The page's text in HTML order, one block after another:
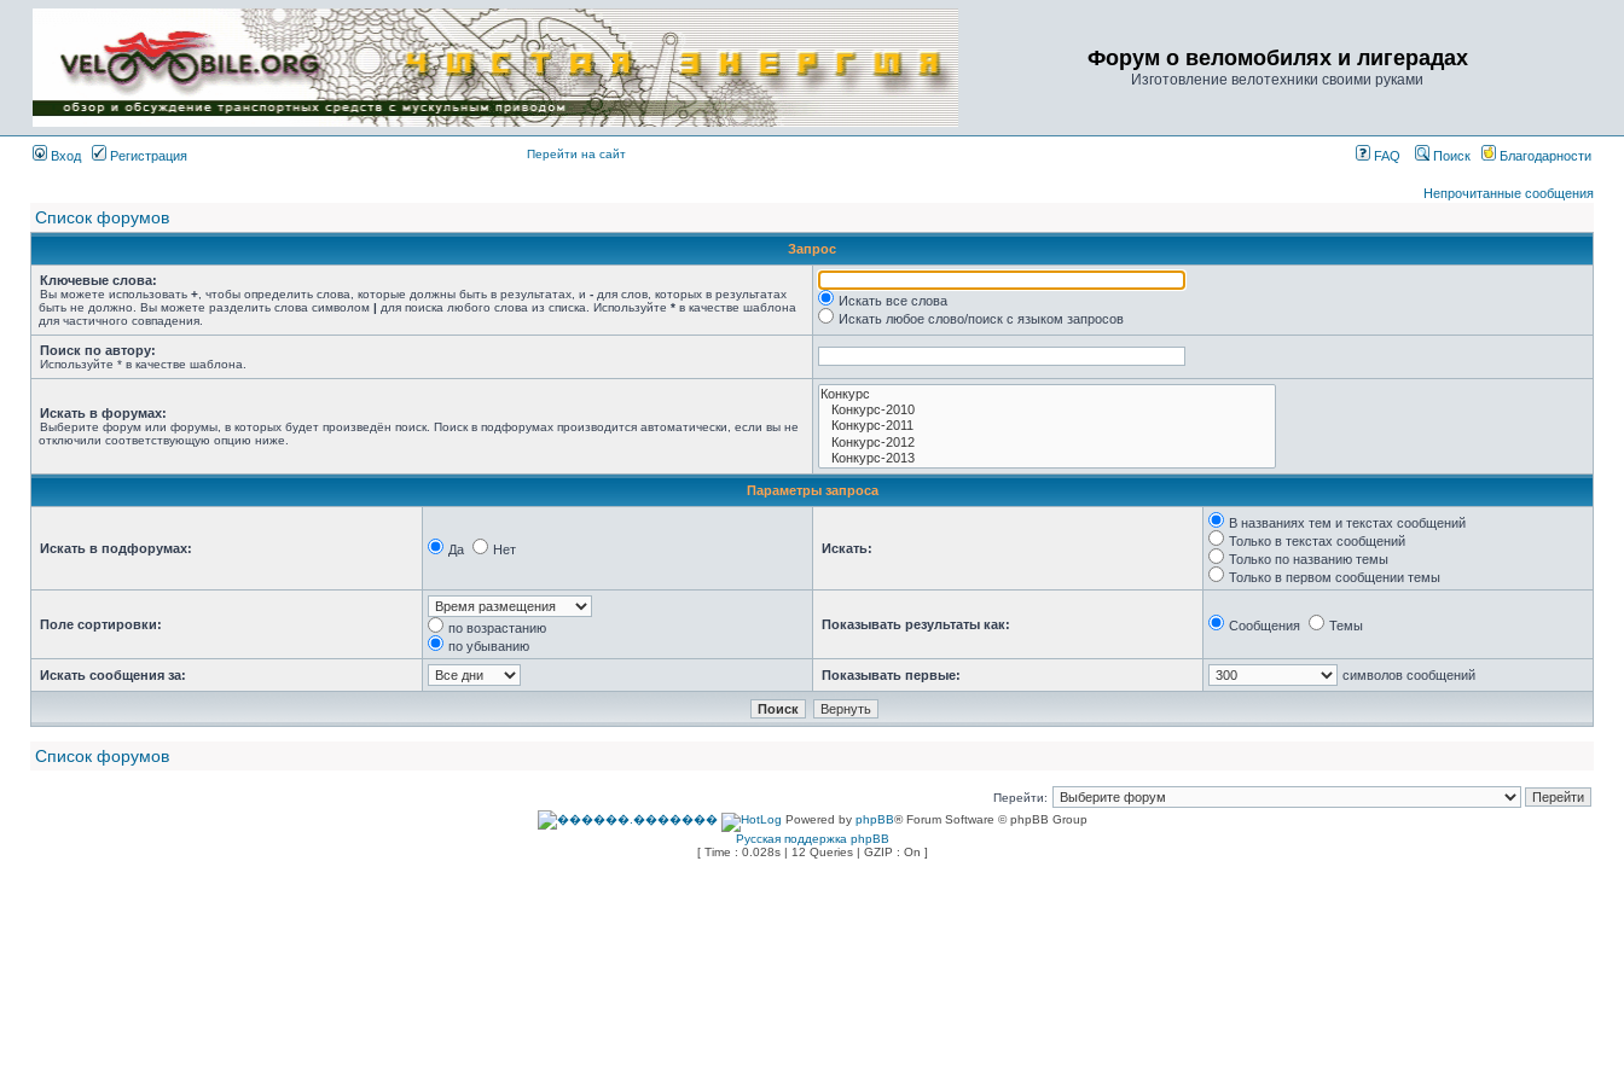
Имя пользователя:
Пароль:
{ LOG_ME_IN_SHORT
}
Форум о веломобилях и лигерадах
Изготовление велотехники своими руками
Вход Регистрация Перейти на сайт FAQ Поиск Благодарности
Непрочитанные сообщения
Список форумов
Запрос
Ключевые слова:
Вы можете использовать + , чтобы определить слова, которые должны быть в результатах, и - для слов, которых в результатах
быть не должно. Вы можете разделить слова символом | для поиска любого слова из списка. Используйте * в качестве шаблона
для частичного совпадения.
Искать все слова
Искать любое слово/поиск с языком запросов
Поиск по автору:
Используйте * в качестве шаблона.
Искать в форумах:
Выберите форум или форумы, в которых будет произведён поиск. Поиск в подфорумах производится автоматически, если вы не
отключили соответствующую опцию ниже.
Параметры запроса
Искать в подфорумах: Да Нет Искать:
В названиях тем и текстах сообщений
Только в текстах сообщений
Только по названию темы
Только в первом сообщении темы
Поле сортировки:
по возрастанию
по убыванию
Показывать результаты как: Сообщения Темы
Искать сообщения за: Показывать первые: символов сообщений
Список форумов
Перейти:
Powered by phpBB® Forum Software © phpBB Group
Русская поддержка phpBB
[ Time : 0.028s | 12 Queries | GZIP : On ]